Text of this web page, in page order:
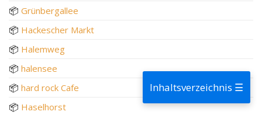
📦 Grünbergallee
📦 Hackescher Markt
📦 Halemweg
📦 halensee
📦 hard rock Cafe
📦 Haselhorst
Inhaltsverzeichnis ☰